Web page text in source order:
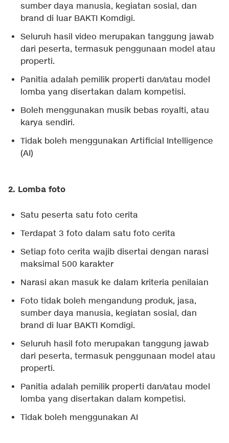
sumber daya manusia, kegiatan sosial, dan
brand di luar BAKTI Komdigi.
Seluruh hasil video merupakan tanggung jawab
dari peserta, termasuk penggunaan model atau
properti.
Panitia adalah pemilik properti dan/atau model
lomba yang disertakan dalam kompetisi.
Boleh menggunakan musik bebas royalti, atau
karya sendiri.
Tidak boleh menggunakan Artificial Intelligence
(AI)
2. Lomba foto
Satu peserta satu foto cerita
Terdapat 3 foto dalam satu foto cerita
Setiap foto cerita wajib disertai dengan narasi
maksimal 500 karakter
Narasi akan masuk ke dalam kriteria penilaian
Foto tidak boleh mengandung produk, jasa,
sumber daya manusia, kegiatan sosial, dan
brand di luar BAKTI Komdigi.
Seluruh hasil foto merupakan tanggung jawab
dari peserta, termasuk penggunaan model atau
properti.
Panitia adalah pemilik properti dan/atau model
lomba yang disertakan dalam kompetisi.
Tidak boleh menggunakan AI